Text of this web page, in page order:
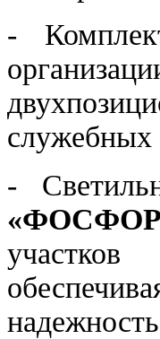
-
служебных
-